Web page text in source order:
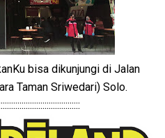
bisa dikunjungi di Jalan
Taman Sriwedari) Solo.